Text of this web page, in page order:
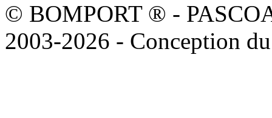
© BOMPORT ® -
2003-2026 - Conception